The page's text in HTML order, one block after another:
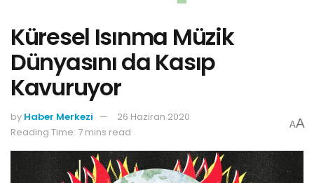
Küresel Isınma Müzik
Dünyasını da Kasıp
Kavuruyor
by Haber Merkezi
26 Haziran 2020
Reading Time: 7 mins read
AA